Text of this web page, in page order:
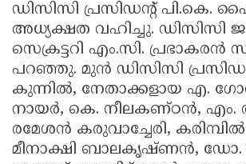
ഡിസിസി പ്രസിഡന്റ് പി.കെ.
അധ്യക്ഷത വഹിച്ചു. ഡിസിസി
സെക്രട്ടറി എം.സി. പ്രഭാകരൻ
പറഞ്ഞു. മുൻ ഡിസിസി
കുന്നിൽ, നേതാക്കളായ എ.
നായർ, കെ. നീലകണ്ഠൻ, എം.
രമേശൻ കരുവാച്ചേരി,
മീനാക്ഷി ബാലകൃഷ്ണൻ, ഡോ.